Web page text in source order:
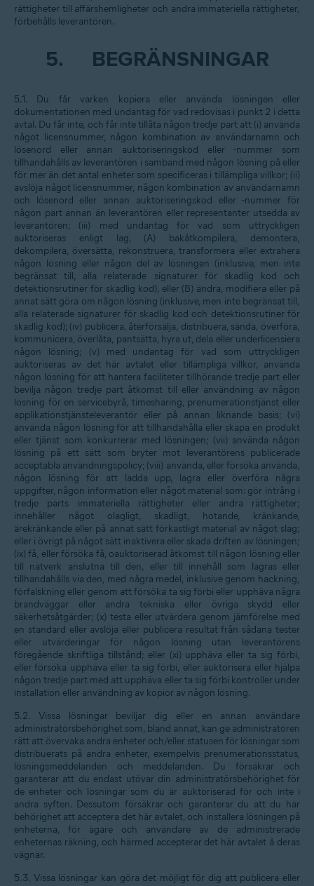
rättigheter till affärshemligheter och andra immateriella rättigheter,
förbehålls leverantören.
5. BEGRÄNSNINGAR
5.1. Du får varken kopiera eller använda lösningen eller
dokumentationen med undantag för vad redovisas i punkt 2 i detta
avtal. Du får inte, och får inte tillåta någon tredje part att (i) använda
något licensnummer, någon kombination av användarnamn och
lösenord eller annan auktoriseringskod eller -nummer som
tillhandahålls av leverantören i samband med någon lösning på eller
för mer än det antal enheter som specificeras i tillämpliga villkor; (ii)
avslöja något licensnummer, någon kombination av användarnamn
och lösenord eller annan auktoriseringskod eller -nummer för
någon part annan än leverantören eller representanter utsedda av
leverantören; (iii) med undantag för vad som uttryckligen
auktoriseras enligt lag, (A) bakåtkompilera, demontera,
dekompilera, översätta, rekonstruera, transformera eller extrahera
någon lösning eller någon del av lösningen (inklusive, men inte
begränsat till, alla relaterade signaturer för skadlig kod och
detektionsrutiner för skadlig kod), eller (B) ändra, modifiera eller på
annat sätt göra om någon lösning (inklusive, men inte begränsat till,
alla relaterade signaturer för skadlig kod och detektionsrutiner för
skadlig kod); (iv) publicera, återförsälja, distribuera, sända, överföra,
kommunicera, överlåta, pantsätta, hyra ut, dela eller underlicensiera
någon lösning; (v) med undantag för vad som uttryckligen
auktoriseras av det här avtalet eller tillämpliga villkor, använda
någon lösning för att hantera faciliteter tillhörande tredje part eller
bevilja någon tredje part åtkomst till eller användning av någon
lösning för en servicebyrå, timesharing, prenumerationstjänst eller
applikationstjänsteleverantör eller på annan liknande basis; (vi)
använda någon lösning för att tillhandahålla eller skapa en produkt
eller tjänst som konkurrerar med lösningen; (vii) använda någon
lösning på ett sätt som bryter mot leverantörens publicerade
acceptabla användningspolicy; (viii) använda, eller försöka använda,
någon lösning för att ladda upp, lagra eller överföra några
uppgifter, någon information eller något material som: gör intrång i
tredje parts immateriella rättigheter eller andra rättigheter;
innehåller något olagligt, skadligt, hotande, kränkande,
ärekränkande eller på annat sätt förkastligt material av något slag;
eller i övrigt på något sätt inaktivera eller skada driften av lösningen;
(ix) få, eller försöka få, oauktoriserad åtkomst till någon lösning eller
till nätverk anslutna till den, eller till innehåll som lagras eller
tillhandahålls via den, med några medel, inklusive genom hackning,
förfalskning eller genom att försöka ta sig förbi eller upphäva några
brandväggar eller andra tekniska eller övriga skydd eller
säkerhetsåtgärder; (x) testa eller utvärdera genom jämförelse med
en standard eller avslöja eller publicera resultat från sådana tester
eller utvärderingar för någon lösning utan leverantörens
föregående skriftliga tillstånd; eller (xi) upphäva eller ta sig förbi,
eller försöka upphäva eller ta sig förbi, eller auktorisera eller hjälpa
någon tredje part med att upphäva eller ta sig förbi kontroller under
installation eller användning av kopior av någon lösning.
5.2. Vissa lösningar beviljar dig eller en annan användare
administratörsbehörighet som, bland annat, kan ge administratören
rätt att övervaka andra enheter och/eller statusen för lösningar som
distribuerats på andra enheter, exempelvis prenumerationsstatus,
lösningsmeddelanden och meddelanden. Du försäkrar och
garanterar att du endast utövar din administratörsbehörighet för
de enheter och lösningar som du är auktoriserad för och inte i
andra syften. Dessutom försäkrar och garanterar du att du har
behörighet att acceptera det här avtalet, och installera lösningen på
enheterna, för ägare och användare av de administrerade
enheternas räkning, och härmed accepterar det här avtalet å deras
vägnar.
5.3. Vissa lösningar kan göra det möjligt för dig att publicera eller